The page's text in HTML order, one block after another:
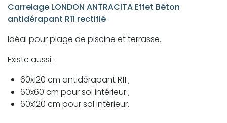
Carrelage LONDON ANTRACITA Effet Béton
antidérapant R11 rectifié
Idéal pour plage de piscine et terrasse.
Existe aussi :
60x120 cm antidérapant R11 ;
60x60 cm pour sol intérieur ;
60x120 cm pour sol intérieur.